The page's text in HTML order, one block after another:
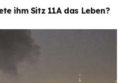
ihm Sitz 11A das Leben?